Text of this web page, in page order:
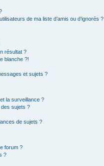
de ma liste d’amis ou d’ignorés ?
résultat ?
blanche ?!
et sujets ?
la surveillance ?
sujets ?
de sujets ?
forum ?
?